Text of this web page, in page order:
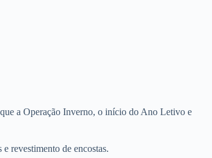
a Operação Inverno, o início do Ano Letivo e
revestimento de encostas.